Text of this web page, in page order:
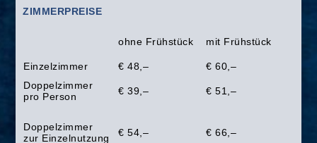
ZIMMERPREISE
ohne Frühstück mit Frühstück
Einzelzimmer € 48,–
€ 60,–
Doppelzimmer
pro Person
€ 39,– € 51,–
Doppelzimmer
zur Einzelnutzung
€ 54,– € 66,–